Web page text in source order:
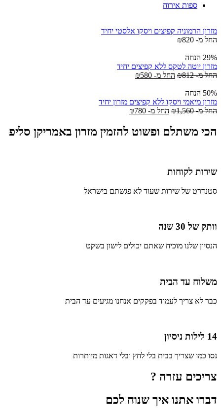
ספות אירוח
מזרון הרמוניה קפיצים ויסקו אלסטי יחיד
החל מ-
₪820
29% הנחה
מזרון יוטה לטקס ללא קפיצים יחיד
החל מ-
₪812 החל מ- ₪580
50% הנחה
מזרון מיאמי ויסקו ללא קפיצים מזרון יחיד
החל מ-
₪1,560 החל מ- ₪780
הכי משתלם ופשוט להזמין מזרון באמריקן סליפ
שירות לקוחות
סטנדרט של שירות שעוד לא פגשתם בישראל
וותק של 30 שנה
הנסיון שלנו מוכיח שאתם יכולים לישון בשקט
משלוח עד הבית
כבר לא צריך לעמוד בפקקים אנחנו מגיעים עד הבית
14 לילות ניסיון
נסו כמו שצריך בבית בלי לחץ ובלי דאגות מיותרות
צריכים עזרה ?
דברו אתנו איך שנוח לכם